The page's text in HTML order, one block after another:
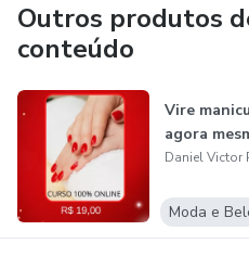
Outros produtos
conteúdo
Vire
agora
Daniel Victor
Moda e